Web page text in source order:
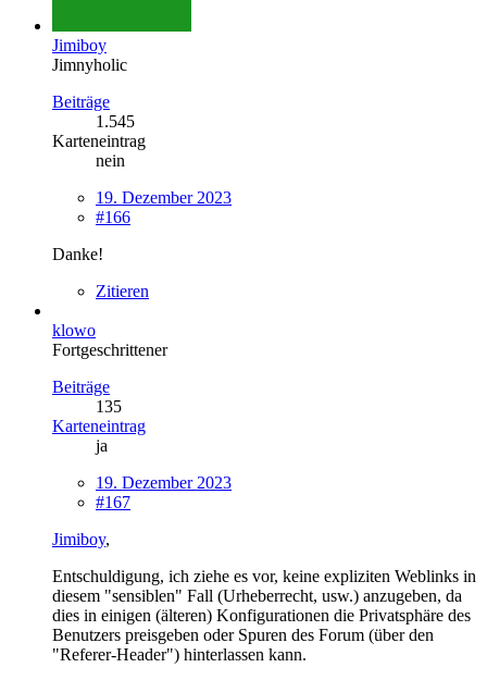
Jimiboy
Jimnyholic
Beiträge
1.545
Karteneintrag
nein
19. Dezember 2023
#166
Danke!
Zitieren
klowo
Fortgeschrittener
Beiträge
135
Karteneintrag
ja
19. Dezember 2023
#167
Jimiboy,
Entschuldigung, ich ziehe es vor, keine expliziten Weblinks in
diesem "sensiblen" Fall (Urheberrecht, usw.) anzugeben, da
dies in einigen (älteren) Konfigurationen die Privatsphäre des
Benutzers preisgeben oder Spuren des Forum (über den
"Referer-Header") hinterlassen kann.